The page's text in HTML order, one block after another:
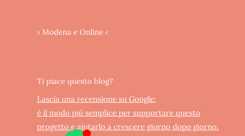
› Modena e Online ‹
Ti piace questo blog?
Lascia una recensione su Google:
è il modo più semplice per supportare questo
progetto e aiutarlo a crescere giorno dopo giorno.